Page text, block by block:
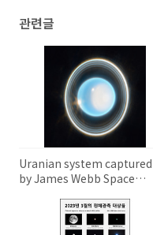
관련글
Uranian system captured
by James Webb Space
우주 망원경 (JWST)이 촬영한
천왕성 시스템